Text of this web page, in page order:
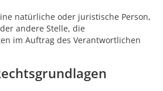
natürliche oder juristische Person,
andere Stelle, die
im Auftrag des Verantwortlichen